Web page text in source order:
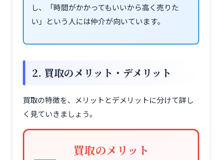
し、「時間がかかってもいいから高く売りた
い」という人には仲介が向いています。
2. 買取のメリット・デメリット
買取の特徴を、メリットとデメリットに分けて詳し
く見ていきましょう。
買取のメリット